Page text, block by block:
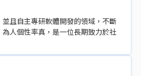
且自主專研軟體開發的領域，不斷
人個性率真，是一位長期致力於社